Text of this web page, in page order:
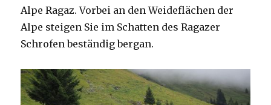
Alpe Ragaz. Vorbei an den Weideflächen der
Alpe steigen Sie im Schatten des Ragazer
Schrofen beständig bergan.